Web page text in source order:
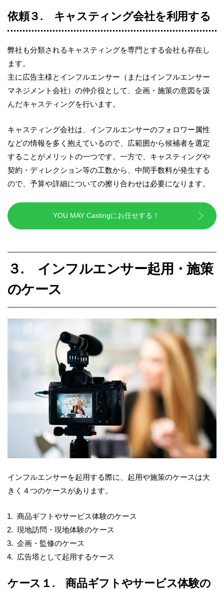
依頼３ . キャスティング会社を利用する
弊社も分類されるキャスティングを専門とする会社も存在し
ます。
主に広告主様とインフルエンサー（またはインフルエンサー
マネジメント会社）の仲介役として、企画・施策の意図を汲
んだキャスティングを行います。
キャスティング会社は、インフルエンサーのフォロワー属性
などの情報を多く抱えているので、広範囲から候補者を選定
することがメリットの一つです。一方で、キャスティングや
契約・ディレクション等の工数から、中間手数料が発生する
ので、予算や詳細についての擦り合わせは必要になります。
YOU MAY Castingにお任せする！
３. インフルエンサー起用・施策
のケース
インフルエンサーを起用する際に、起用や施策のケースは大
きく４つのケースがあります。
商品ギフトやサービス体験のケース
現地訪問・現地体験のケース
企画・監修のケース
広告塔として起用するケース
ケース１ . 商品ギフトやサービス体験の